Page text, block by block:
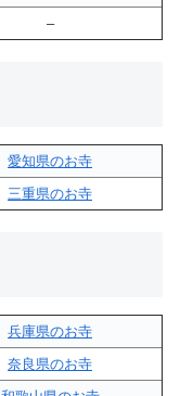
–
愛知県のお寺
三重県のお寺
兵庫県のお寺
奈良県のお寺